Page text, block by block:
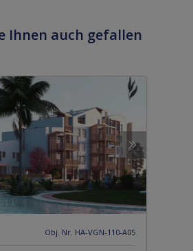
Ihnen auch gefallen
Obj. Nr. HA-VGN-110-A05